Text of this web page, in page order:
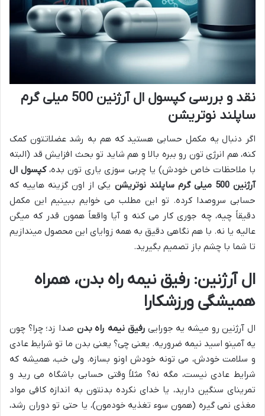
نقد و بررسی کپسول ال آرژنین 500 میلی گرم
ساپلند نوتریشن
اگر دنبال یه مکمل حسابی هستید که هم به رشد عضلاتتون کمک
کنه، هم انرژی تون رو ببره بالا و هم شاید تو بحث افزایش قد (البته
با ملاحظات خاص خودش) یا چربی سوزی یاری تون بده،کپسول ال
آرژنین 500 میلی گرم ساپلند نوتریشن
یکی از اون گزینه هاییه که
حسابی سروصدا کرده. تو این مطلب می خوایم ببینیم این مکمل
دقیقاً چیه، چه جوری کار می کنه و آیا واقعاً همون قدر که میگن
عالیه یا نه. با هم نگاهی دقیق به همه زوایای این محصول میندازیم
تا شما با چشم باز تصمیم بگیرید.
ال آرژنین: رفیق نیمه راه بدن، همراه
همیشگی ورزشکارا
ال آرژنین رو میشه یه جوراییرفیق نیمه راه بدن صدا زد؛ چرا؟ چون
یه آمینو اسید نیمه ضروریه. یعنی چی؟ یعنی بدن ما تو شرایط عادی
و سلامت خودش، می تونه خودش اونو بسازه. ولی خب، همیشه که
شرایط عادی نیست، مگه نه؟ مثلاً وقتی حسابی باشگاه می رید و
تمرینای سنگین دارید، یا خدای نکرده بدنتون به اندازه کافی مواد
مغذی نمی گیره (همون سوء تغذیه خودمون)، یا حتی تو دوران رشد،